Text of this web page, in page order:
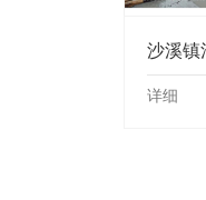
沙溪镇
详细